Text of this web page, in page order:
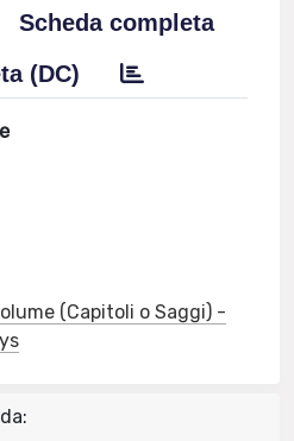
Scheda completa
(DC)
(Capitoli o Saggi) -